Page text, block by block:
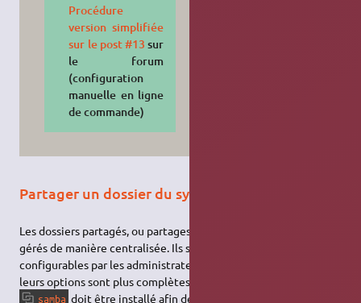
Procédure
version simplifiée
sur le post #13 sur
le forum
(configuration
manuelle en ligne
de commande)
Partager un dossier du système de fichiers
Les dossiers partagés, ou partages administratifs (
gérés de manière centralisée. Ils sont uniquement
configurables par les administrateurs du système Ubuntu, et
leurs options sont plus complètes. Le paquet supplémentaire
samba doit être installé afin de profiter de la fonctionnalité